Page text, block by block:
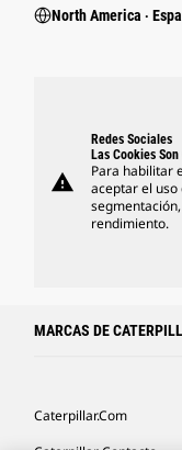
North America ‧
warning
Redes Sociales
Las Cookies
Para habilitar
aceptar el uso
rendimiento.
MARCAS DE
Caterpillar.com